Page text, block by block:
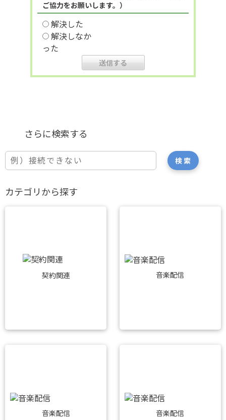
ご協力をお願いします。）
解決した
解決しなか
った
カテゴリから探す
契約関連 音楽配信
音楽配信 音楽配信